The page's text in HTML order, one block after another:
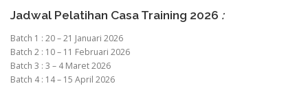
Jadwal Pelatihan Casa Training 2026 :
Batch 1 : 20 – 21 Januari 2026
Batch 2 : 10 – 11 Februari 2026
Batch 3 : 3 – 4 Maret 2026
Batch 4 : 14 – 15 April 2026